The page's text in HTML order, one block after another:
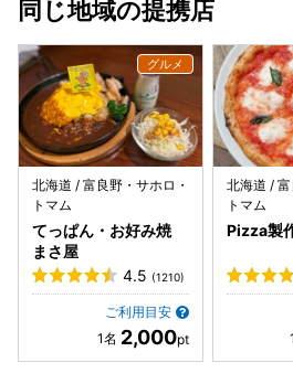
同じ地域の提携店
北海道 / 富良野・サホロ・
トマム
てっぱん・お好み焼
まさ屋
4.5 (1210)
ご利用目安
2,000
北海道 / 富
トマム
Pizza製